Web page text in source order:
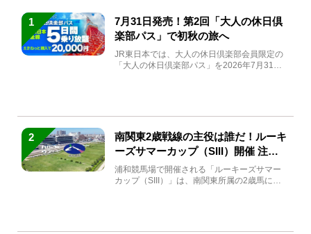
1
7月31日発売！第2回「大人の休日倶
楽部パス」で初秋の旅へ
JR東日本では、大人の休日倶楽部会員限定の
「大人の休日倶楽部パス」を2026年7月31日
2
南関東2歳戦線の主役は誰だ！ルーキ
ーズサマーカップ（SIII）開催 注目
馬と見どころをチェック
浦和競馬場で開催される「ルーキーズサマー
カップ（SIII）」は、南関東所属の2歳馬によ